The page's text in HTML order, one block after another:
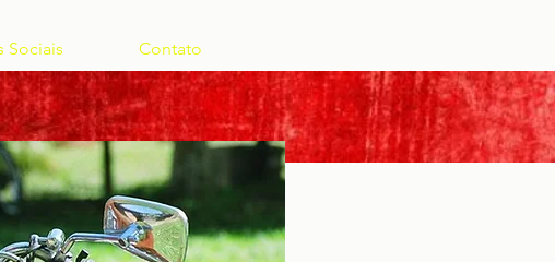
Sociais Contato